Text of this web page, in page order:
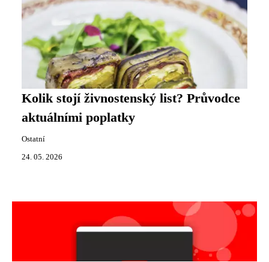
Kolik stojí živnostenský list? Průvodce
aktuálními poplatky
Ostatní
24. 05. 2026